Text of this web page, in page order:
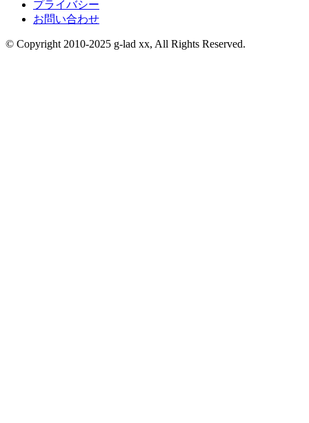
プライバシー
お問い合わせ
© Copyright 2010-2025 g-lad xx, All Rights Reserved.